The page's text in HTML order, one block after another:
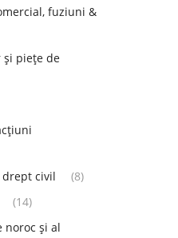
fuziuni &
și piețe de
drept civil
(8)
(14)
noroc și al